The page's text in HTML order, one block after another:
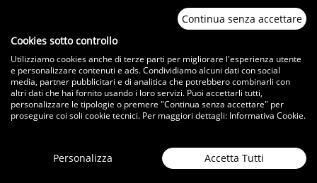
RESO FACILE
ASSISTENZA TELEFONICA E CHAT
SPEDIZIONI CELERI
Spedizioni con corriere espresso in tutta Italia
T.immagine | agenzia di marketing
Continua senza accettare
Cookies sotto controllo
Utilizziamo cookies anche di terze parti per migliorare l'esperienza utente
e personalizzare contenuti e ads. Condividiamo alcuni dati con social
media, partner pubblicitari e di analitica che potrebbero combinarli con
altri dati che hai fornito usando i loro servizi. Puoi accettarli tutti,
personalizzare le tipologie o premere "Continua senza accettare" per
proseguire coi soli cookie tecnici. Per maggiori dettagli: Informativa Cookie.
Personalizza Accetta Tutti